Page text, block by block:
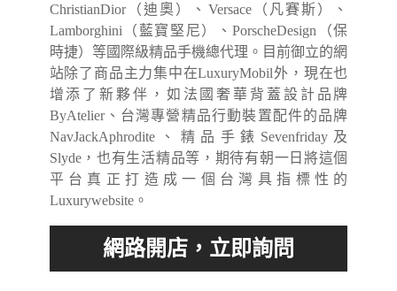
ChristianDior（迪奧）、Versace（凡賽斯）、
Lamborghini（藍寶堅尼）、PorscheDesign（保
時捷）等國際級精品手機總代理。目前御立的網
站除了商品主力集中在LuxuryMobil外，現在也
增添了新夥伴，如法國奢華背蓋設計品牌
ByAtelier、台灣專營精品行動裝置配件的品牌
NavJackAphrodite、精品手錶Sevenfriday及
Slyde，也有生活精品等，期待有朝一日將這個
平台真正打造成一個台灣具指標性的
Luxurywebsite。